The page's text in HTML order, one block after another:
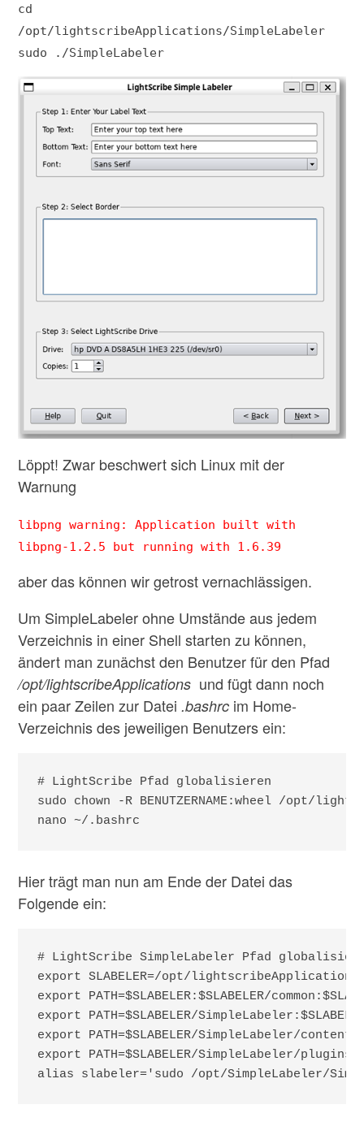
cd
/opt/lightscribeApplications/SimpleLabeler
sudo ./SimpleLabeler
Löppt! Zwar beschwert sich Linux mit der
Warnung
libpng warning: Application built with
libpng-1.2.5 but running with 1.6.39
aber das können wir getrost vernachlässigen.
Um SimpleLabeler ohne Umstände aus jedem
Verzeichnis in einer Shell starten zu können,
ändert man zunächst den Benutzer für den Pfad
/opt/lightscribeApplications und fügt dann noch
ein paar Zeilen zur Datei .bashrc im Home-
Verzeichnis des jeweiligen Benutzers ein:
# LightScribe Pfad globalisieren
sudo chown -R BENUTZERNAME:wheel /opt/
nano ~/.bashrc
Hier trägt man nun am Ende der Datei das
Folgende ein:
# LightScribe SimpleLabeler Pfad
export SLABELER=/opt/lightscribeApplications
export PATH=$SLABELER:$SLABELER/
export PATH=$SLABELER/
export PATH=$SLABELER/SimpleLabeler/
export PATH=$SLABELER/SimpleLabeler/
alias slabeler='sudo /opt/SimpleLabeler/